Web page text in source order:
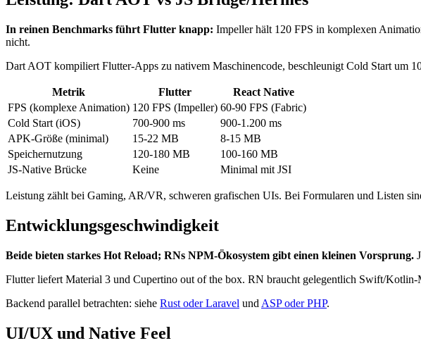
In reinen Benchmarks führt Flutter knapp: Impeller hält 120 FPS in komplexen
nicht.
Dart AOT kompiliert Flutter-Apps zu nativem Maschinencode, beschleunigt Cold Start um
Metrik Flutter
React Native
FPS (komplexe Animation) 120 FPS (Impeller) 60-90 FPS (Fabric)
Cold Start (iOS)
700-900 ms
900-1.200 ms
APK-Größe (minimal)
15-22 MB
8-15 MB
Speichernutzung
120-180 MB
100-160 MB
JS-Native Brücke
Keine Minimal mit JSI
Leistung zählt bei Gaming, AR/VR, schweren grafischen UIs. Bei Formularen und Listen
Entwicklungsgeschwindigkeit
Beide bieten starkes Hot Reload; RNs NPM-Ökosystem gibt einen kleinen Vorsprung.
Flutter liefert Material 3 und Cupertino out of the box. RN braucht gelegentlich Swift/Kotlin-
Backend parallel betrachten: siehe Rust oder Laravel und ASP oder PHP.
UI/UX und Native Feel